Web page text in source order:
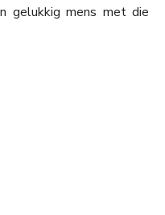
gelukkig mens met die